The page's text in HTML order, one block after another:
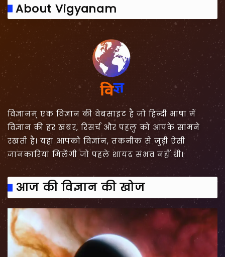
About Vigyanam
विज्ञानम् एक विज्ञान की वेबसाइट है जो हिन्दी भाषा में
विज्ञान की हर खबर, रिसर्च और पहलु को आपके सामने
रखती है। यहां आपको विज्ञान, तकनीक से जुड़ी ऐसी
जानकारियां मिलेंगी जो पहले शायद संभव नहीं थी।
आज की विज्ञान की खोज